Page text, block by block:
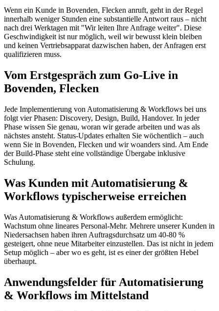
Wenn ein Kunde in Bovenden, Flecken anruft, geht in der Regel
innerhalb weniger Stunden eine substantielle Antwort raus – nicht
nach drei Werktagen mit "Wir leiten Ihre Anfrage weiter". Diese
Geschwindigkeit ist nur möglich, weil wir bewusst klein bleiben
und keinen Vertriebsapparat dazwischen haben, der Anfragen erst
qualifizieren muss.
Vom Erstgespräch zum Go-Live in
Bovenden, Flecken
Jede Implementierung von Automatisierung & Workflows bei uns
folgt vier Phasen: Discovery, Design, Build, Handover. In jeder
Phase wissen Sie genau, woran wir gerade arbeiten und was als
nächstes ansteht. Status-Updates erhalten Sie wöchentlich – auch
wenn Sie in Bovenden, Flecken und wir woanders sind. Am Ende
der Build-Phase steht eine vollständige Übergabe inklusive
Schulung.
Was Kunden mit Automatisierung &
Workflows typischerweise erreichen
Was Automatisierung & Workflows außerdem ermöglicht:
Wachstum ohne lineares Personal-Mehr. Mehrere unserer Kunden in
Niedersachsen haben ihren Auftragsdurchsatz um 40-80 %
gesteigert, ohne neue Mitarbeiter einzustellen. Das ist nicht in jedem
Setup möglich – aber wo es geht, ist es einer der größten Hebel
überhaupt.
Anwendungsfelder für Automatisierung
& Workflows im Mittelstand